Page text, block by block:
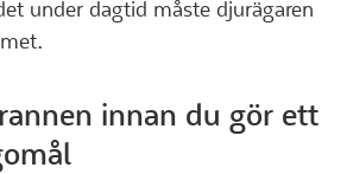
under dagtid måste djurägaren
innan du gör ett